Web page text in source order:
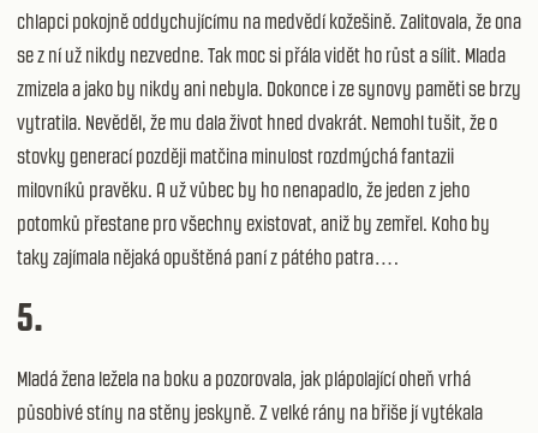
chlapci pokojně oddychujícímu na medvědí kožešině. Zalitovala, že ona
se z ní už nikdy nezvedne. Tak moc si přála vidět ho růst a sílit. Mlada
zmizela a jako by nikdy ani nebyla. Dokonce i ze synovy paměti se brzy
vytratila. Nevěděl, že mu dala život hned dvakrát. Nemohl tušit, že o
stovky generací později matčina minulost rozdmýchá fantazii
milovníků pravěku. A už vůbec by ho nenapadlo, že jeden z jeho
potomků přestane pro všechny existovat, aniž by zemřel. Koho by
taky zajímala nějaká opuštěná paní z pátého patra….
5.
Mladá žena ležela na boku a pozorovala, jak plápolající oheň vrhá
působivé stíny na stěny jeskyně. Z velké rány na břiše jí vytékala